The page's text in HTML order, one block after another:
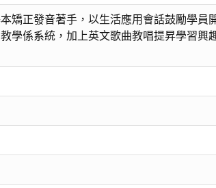
矯正發音著手，以生活應用會話鼓勵學員
學係系統，加上英文歌曲教唱提昇學習興